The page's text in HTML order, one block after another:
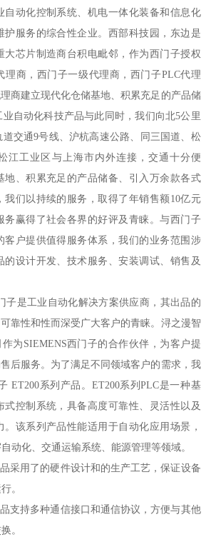
自动化控制系统、机电一体化装备和信息化
护服务的综合性企业。西部科技园，东边是
大芯片制造商台积电毗邻，作为西门子授权
理商，西门子一级代理商，西门子PLC代理
商建立现代化仓储基地、积累充足的产品储
自动化科技产品与此同时，我们向北5公里
交通9号线、沪杭高速公路、同三国道、松
江工业区与上海市内外连接，交通十分便
地、积累充足的产品储备、引入万余款各式
我们以持续的服务，取得了年销售额10亿元
务赢得了社会各界的好评及青睐。与西门子
客户提供值得服务体系，我们的业务范围涉
的设计开发、技术服务、安装调试、销售及
工业自动化解决方案供应商，其出品的
靠性和性而深受广大客户的青睐。浔之漫智
为SIEMENS西门子的合作伙伴，为客户提
后服务。为了满足不同领域客户的需求，我
ET200系列产品。ET200系列PLC是一种基
式控制系统，具备高度可靠性、灵活性以及
该系列产品性能适用于自动化应用场景，
动化、交通运输系统、能源管理等领域。
采用了的硬件设计和的生产工艺，保证设备
。
支持多种通信接口和通信协议，方便与其他
。